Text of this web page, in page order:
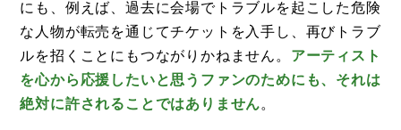
にも、例えば、過去に会場でトラブルを起こした危険
な人物が転売を通じてチケットを入手し、再びトラブ
ルを招くことにもつながりかねません。 アーティスト
を心から応援したいと思うファンのためにも、それは
絶対に許されることではありません。